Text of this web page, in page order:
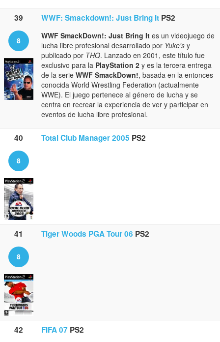
39 WWF: Smackdown!: Just Bring It PS2
8 WWF SmackDown!: Just Bring It es un videojuego de
lucha libre profesional desarrollado por Yuke's y
publicado por THQ. Lanzado en 2001, este título fue
exclusivo para la PlayStation 2 y es la tercera entrega
de la serie WWF SmackDown!, basada en la entonces
conocida World Wrestling Federation (actualmente
WWE). El juego pertenece al género de lucha y se
centra en recrear la experiencia de ver y participar en
eventos de lucha libre profesional.
40 Total Club Manager 2005 PS2
8
41 Tiger Woods PGA Tour 06 PS2
8
42 FIFA 07 PS2